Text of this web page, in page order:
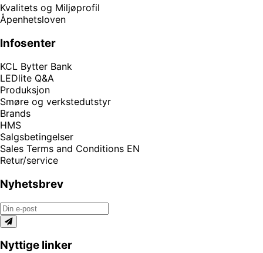
Kvalitets og Miljøprofil
Åpenhetsloven
Infosenter
KCL Bytter Bank
LEDlite Q&A
Produksjon
Smøre og verkstedutstyr
Brands
HMS
Salgsbetingelser
Sales Terms and Conditions EN
Retur/service
Nyhetsbrev
Nyttige linker